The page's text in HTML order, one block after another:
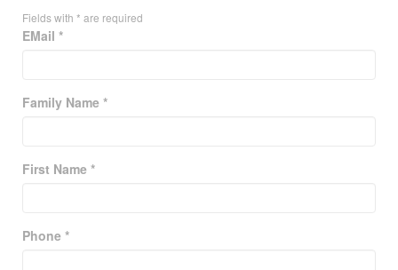
ブログ
Fields with * are required
EMail *
Family Name *
First Name *
Phone *